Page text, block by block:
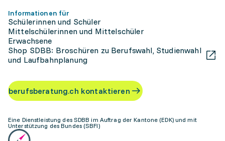
Informationen für
Schülerinnen und Schüler
Mittelschülerinnen und Mittelschüler
Erwachsene
Shop SDBB: Broschüren zu Berufswahl, Studienwahl
und Laufbahnplanung
berufsberatung.ch kontaktieren
Eine Dienstleistung des SDBB im Auftrag der Kantone (EDK) und mit
Unterstützung des Bundes (SBFI)